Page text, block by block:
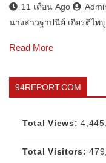
11 เดือน Ago
นางสาวฐาปนีย์ เกียรติไพ
Read More
94REPORT.COM
Total Views:
Total Visitors: